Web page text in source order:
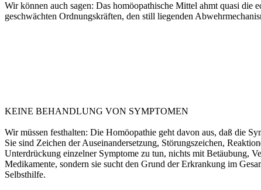
Wir können auch sagen: Das homöopathische Mittel ahmt quasi
geschwächten Ordnungskräften, den still liegenden
KEINE BEHANDLUNG VON SYMPTOMEN
Wir müssen festhalten: Die Homöopathie geht davon aus, daß die
Sie sind Zeichen der Auseinandersetzung, Störungszeichen,
Unterdrückung einzelner Symptome zu tun, nichts mit Betäubung,
Medikamente, sondern sie sucht den Grund der Erkrankung im
Selbsthilfe.